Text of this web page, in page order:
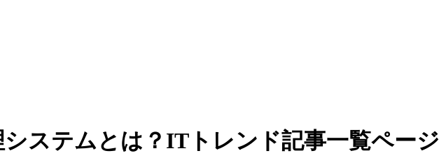
ステムとは？ITトレンド記事一覧ページ